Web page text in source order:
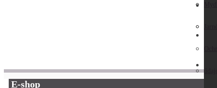
E-shop